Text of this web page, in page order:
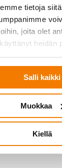
tietoja
joita olet
heidän
Salli kaikki
Muokkaa
Kiellä